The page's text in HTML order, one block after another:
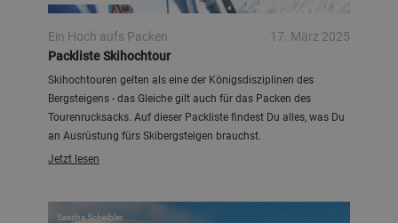
Ein Hoch aufs Packen
17. März 2025
Packliste Skihochtour
Skihochtouren gelten als eine der Königsdisziplinen des
Bergsteigens - das Gleiche gilt auch für das Packen des
Tourenrucksacks. Auf dieser Packliste findest Du alles, was Du
an Ausrüstung fürs Skibergsteigen brauchst.
Jetzt lesen
Sascha Scheibler